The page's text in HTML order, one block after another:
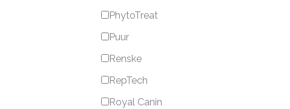
PhytoTreat
Puur
Renske
RepTech
Royal Canin